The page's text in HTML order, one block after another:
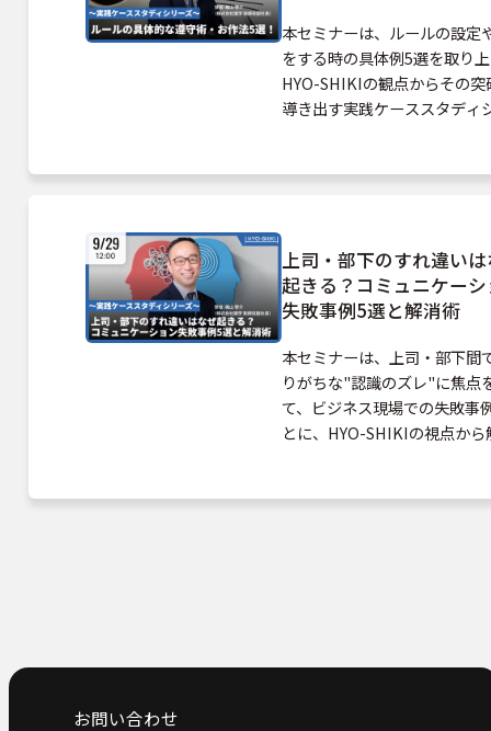
が凝縮された内容となってお
ので、ぜひご参加ください！
本セミナーは、ルールの設定
をする時の具体例5選を取り
HYO-SHIKIの観点からその突
導き出す実践ケーススタディ
た」など、誰もが経験しうる
していきます。 感情論に流さ
事実とルールで職場の理不尽
越えるための実践的な思考法
ぜひご参加ください！
上司・部下のすれ違い
起きる？コミュニケー
失敗事例5選と解消術
本セミナーは、上司・部下間
りがちな"認識のズレ"に焦点
て、ビジネス現場での失敗事
とに、HYO-SHIKIの視点から
のに思うように進まない」と
お問い合わせ